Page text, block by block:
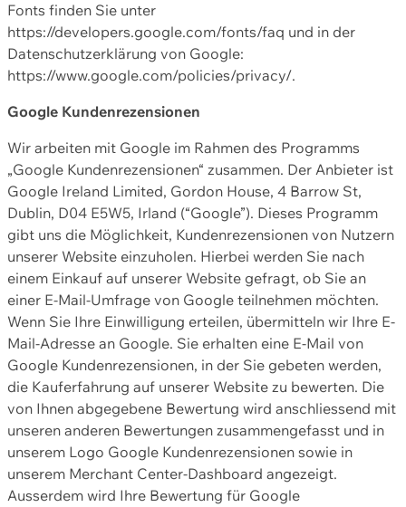
Fonts finden Sie unter
https://developers.google.com/fonts/faq und in der
Datenschutzerklärung von Google:
https://www.google.com/policies/privacy/.
Google Kundenrezensionen
Wir arbeiten mit Google im Rahmen des Programms
„Google Kundenrezensionen“ zusammen. Der Anbieter ist
Google Ireland Limited, Gordon House, 4 Barrow St,
Dublin, D04 E5W5, Irland (“Google”). Dieses Programm
gibt uns die Möglichkeit, Kundenrezensionen von Nutzern
unserer Website einzuholen. Hierbei werden Sie nach
einem Einkauf auf unserer Website gefragt, ob Sie an
einer E-Mail-Umfrage von Google teilnehmen möchten.
Wenn Sie Ihre Einwilligung erteilen, übermitteln wir Ihre E-
Mail-Adresse an Google. Sie erhalten eine E-Mail von
Google Kundenrezensionen, in der Sie gebeten werden,
die Kauferfahrung auf unserer Website zu bewerten. Die
von Ihnen abgegebene Bewertung wird anschliessend mit
unseren anderen Bewertungen zusammengefasst und in
unserem Logo Google Kundenrezensionen sowie in
unserem Merchant Center-Dashboard angezeigt.
Ausserdem wird Ihre Bewertung für Google